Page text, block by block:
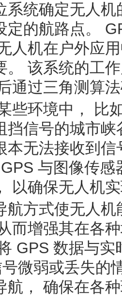
系统确定无人
定的航路点。
人机在户外应
。 该系统的工
通过三角测算
些环境中， 比
挡信号的城市
本无法接收到
与图像传
以确保无人机
航方式使无人
而增强其在各
GPS 数据与
微弱或丢失的
航， 确保在各